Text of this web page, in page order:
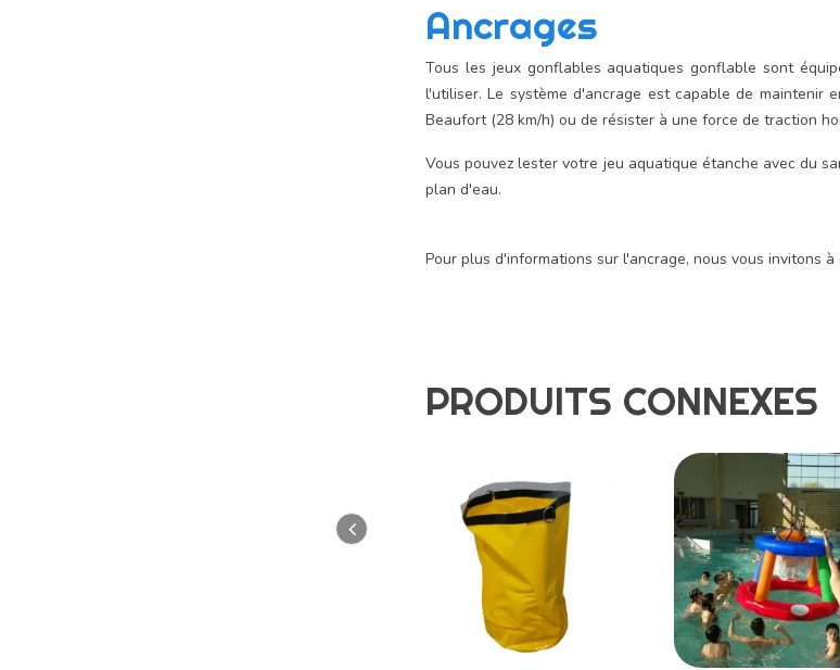
Ancrages
Tous les jeux gonflables aquatiques gonflable sont
l'utiliser. Le système d'ancrage est capable de maintenir
Beaufort (28 km/h) ou de résister à une force de traction
Vous pouvez lester votre jeu aquatique étanche avec du
plan d'eau.
Pour plus d'informations sur l'ancrage, nous vous invitons
PRODUITS CONNEXES